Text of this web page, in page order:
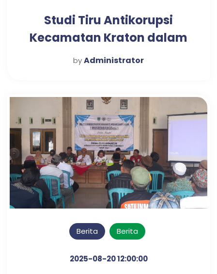
Studi Tiru Antikorupsi
Kecamatan Kraton dalam
Mewujudkan Pelayanan
byAdministrator
Berita Berita
2025-08-20 12:00:00